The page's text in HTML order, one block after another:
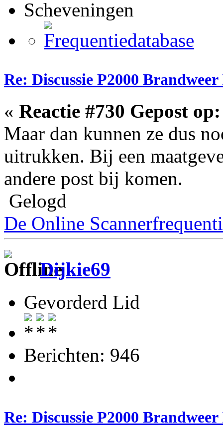
Scheveningen
Re: Discussie P2000
« Reactie #730 Gepost op:
Maar dan kunnen ze dus
uitrukken. Bij een
andere post bij komen.
Gelogd
De Online
Dijkie69
Gevorderd Lid
Berichten: 946
Re: Discussie P2000